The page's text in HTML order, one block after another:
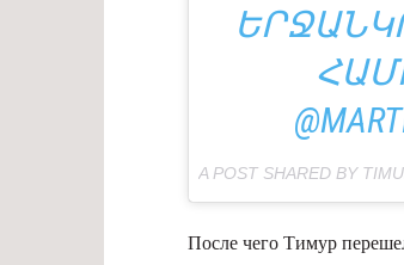
A POST SHARED BY
После чего Тимур